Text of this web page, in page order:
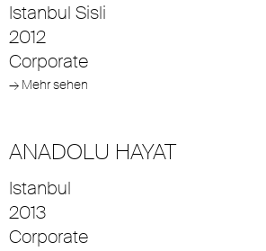
Istanbul Sisli
2012
Corporate
→ Mehr sehen
ANADOLU HAYAT
Istanbul
2013
Corporate